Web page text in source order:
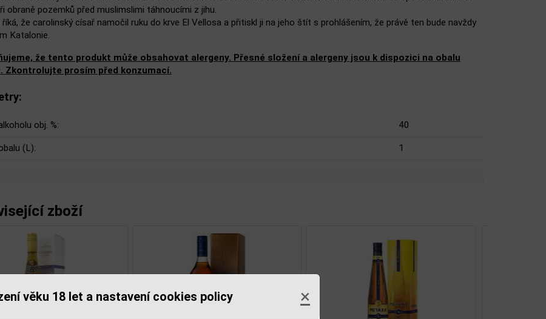
věku 18 let a nastavení cookies policy ×
obraně pozemků před muslimslimi táhnoucími z jihu.
říká, že carolinský císař namočil ruku do krve El Vellosa a přitiskl ji na jeho štít s prohlášením, že právě ten bude navždy
Katalonie.
že tento produkt může obsahovat alergeny. Přesné složení a alergeny jsou k dispozici na obalu
Zkontrolujte prosím před konzumací.
obj. %: 40
(L): 1
zboží